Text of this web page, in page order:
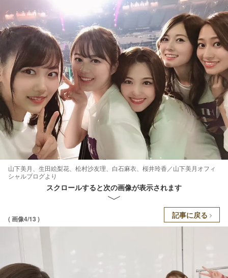
山下美月、生田絵梨花、松村沙友理、白石麻衣、桜井玲香／山下美月オフィ
シャルブログより
スクロールすると次の画像が表示されます
( 画像4/13 ) 記事に戻る